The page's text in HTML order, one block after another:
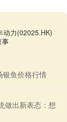
动力(02025.HK)
事
银鱼价格行情
做出新表态：想